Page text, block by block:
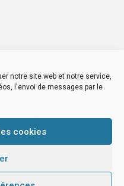
notre site web et notre service,
l'envoi de messages par le
cookies
Mentions Légales